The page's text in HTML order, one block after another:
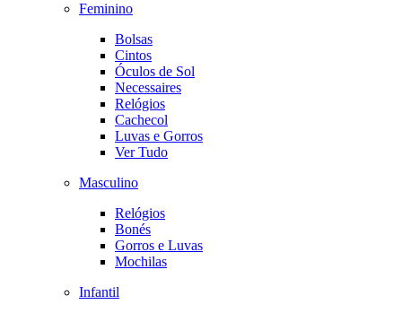
Feminino
Bolsas
Cintos
Óculos de Sol
Necessaires
Relógios
Cachecol
Luvas e Gorros
Ver Tudo
Masculino
Relógios
Bonés
Gorros e Luvas
Mochilas
Infantil